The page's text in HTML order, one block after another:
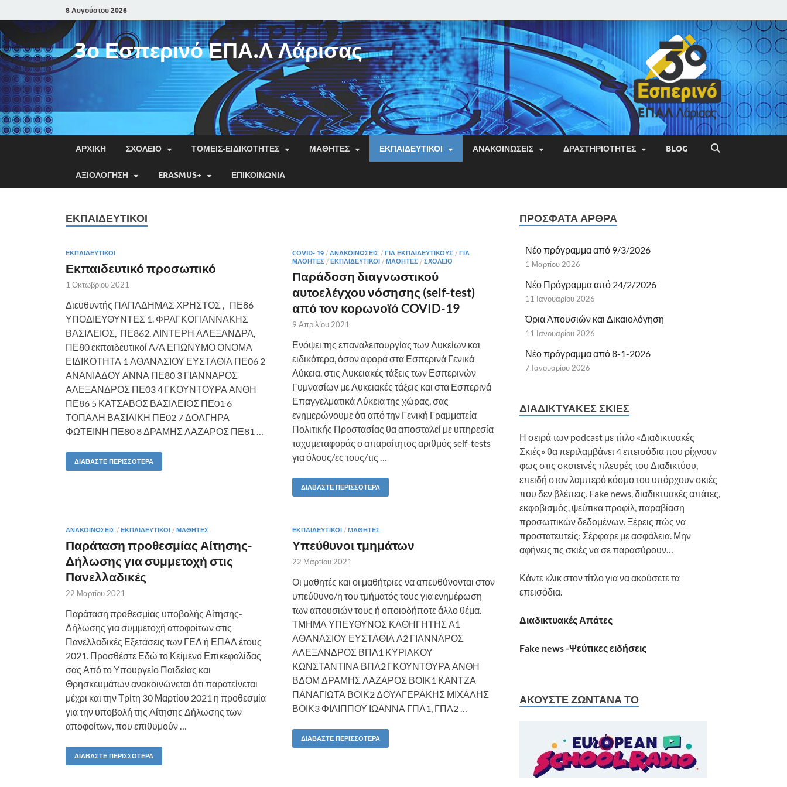
8 Αυγούστου 2026
3ο Εσπερινό ΕΠΑ.Λ Λάρισας
ΑΡΧΙΚΉ ΣΧΟΛΕΊΟ ΤΟΜΕΊΣ-ΕΙΔΙΚΌΤΗΤΕΣ ΜΑΘΗΤΈΣ ΕΚΠΑΙΔΕΥΤΙΚΟΊ ΑΝΑΚΟΙΝΏΣΕΙΣ ΔΡΑΣΤΗΡΙΌΤΗΤΕΣ BLOG
ΑΞΙΟΛΌΓΗΣΗ ERASMUS+ ΕΠΙΚΟΙΝΩΝΊΑ
ΕΚΠΑΙΔΕΥΤΙΚΟΊ
ΕΚΠΑΙΔΕΥΤΙΚΟΊ
Εκπαιδευτικό προσωπικό
1 Οκτωβρίου 2021
Διευθυντής ΠΑΠΑΔΗΜΑΣ ΧΡΗΣΤΟΣ , ΠΕ86
ΥΠΟΔΙΕΥΘΥΝΤΕΣ 1. ΦΡΑΓΚΟΓΙΑΝΝΑΚΗΣ
ΒΑΣΙΛΕΙΟΣ, ΠΕ862. ΛΙΝΤΕΡΗ ΑΛΕΞΑΝΔΡΑ,
ΠΕ80 εκπαιδευτικοί Α/Α ΕΠΩΝΥΜΟ ΟΝΟΜΑ
ΕΙΔΙΚΟΤΗΤΑ 1 ΑΘΑΝΑΣΙΟΥ ΕΥΣΤΑΘΙΑ ΠΕ06 2
ΑΝΑΝΙΑΔΟΥ ΑΝΝΑ ΠΕ80 3 ΓΙΑΝΝΑΡΟΣ
ΑΛΕΞΑΝΔΡΟΣ ΠΕ03 4 ΓΚΟΥΝΤΟΥΡΑ ΑΝΘΗ
ΠΕ86 5 ΚΑΤΣΑΒΟΣ ΒΑΣΙΛΕΙΟΣ ΠΕ01 6
ΤΟΠΑΛΗ ΒΑΣΙΛΙΚΗ ΠΕ02 7 ΔΟΛΓΗΡΑ
ΦΩΤΕΙΝΗ ΠΕ80 8 ΔΡΑΜΗΣ ΛΑΖΑΡΟΣ ΠΕ81 …
ΔΙΑΒΆΣΤΕ ΠΕΡΙΣΣΌΤΕΡΑ
COVID- 19 / ΑΝΑΚΟΙΝΏΣΕΙΣ / ΓΙΑ ΕΚΠΑΙΔΕΥΤΙΚΟΎΣ / ΓΙΑ
ΜΑΘΗΤΈΣ / ΕΚΠΑΙΔΕΥΤΙΚΟΊ / ΜΑΘΗΤΈΣ / ΣΧΟΛΕΊΟ
Παράδοση διαγνωστικού
αυτοελέγχου νόσησης (self-test)
από τον κορωνοϊό COVID-19
9 Απριλίου 2021
Ενόψει της επαναλειτουργίας των Λυκείων και
ειδικότερα, όσον αφορά στα Εσπερινά Γενικά
Λύκεια, στις Λυκειακές τάξεις των Εσπερινών
Γυμνασίων με Λυκειακές τάξεις και στα Εσπερινά
Επαγγελματικά Λύκεια της χώρας, σας
ενημερώνουμε ότι από την Γενική Γραμματεία
Πολιτικής Προστασίας θα αποσταλεί με υπηρεσία
ταχυμεταφοράς ο απαραίτητος αριθμός self-tests
για όλους/ες τους/τις …
ΔΙΑΒΆΣΤΕ ΠΕΡΙΣΣΌΤΕΡΑ
ΑΝΑΚΟΙΝΏΣΕΙΣ / ΕΚΠΑΙΔΕΥΤΙΚΟΊ / ΜΑΘΗΤΈΣ
Παράταση προθεσμίας Αίτησης-
Δήλωσης για συμμετοχή στις
Πανελλαδικές
22 Μαρτίου 2021
Παράταση προθεσμίας υποβολής Αίτησης-
Δήλωσης για συμμετοχή αποφοίτων στις
Πανελλαδικές Εξετάσεις των ΓΕΛ ή ΕΠΑΛ έτους
2021. Προσθέστε Εδώ το Κείμενο Επικεφαλίδας
σας Από το Υπουργείο Παιδείας και
Θρησκευμάτων ανακοινώνεται ότι παρατείνεται
μέχρι και την Τρίτη 30 Μαρτίου 2021 η προθεσμία
για την υποβολή της Αίτησης Δήλωσης των
αποφοίτων, που επιθυμούν …
ΔΙΑΒΆΣΤΕ ΠΕΡΙΣΣΌΤΕΡΑ
ΕΚΠΑΙΔΕΥΤΙΚΟΊ / ΜΑΘΗΤΈΣ
Υπεύθυνοι τμημάτων
22 Μαρτίου 2021
Οι μαθητές και οι μαθήτριες να απευθύνονται στον
υπεύθυνο/η του τμήματός τους για ενημέρωση
των απουσιών τους ή οποιοδήποτε άλλο θέμα.
ΤΜΗΜΑ ΥΠΕΥΘΥΝΟΣ ΚΑΘΗΓΗΤΗΣ Α1
ΑΘΑΝΑΣΙΟΥ ΕΥΣΤΑΘΙΑ Α2 ΓΙΑΝΝΑΡΟΣ
ΑΛΕΞΑΝΔΡΟΣ ΒΠΛ1 ΚΥΡΙΑΚΟΥ
ΚΩΝΣΤΑΝΤΙΝΑ ΒΠΛ2 ΓΚΟΥΝΤΟΥΡΑ ΑΝΘΗ
ΒΔΟΜ ΔΡΑΜΗΣ ΛΑΖΑΡΟΣ ΒΟΙΚ1 ΚΑΝΤΖΑ
ΠΑΝΑΓΙΩΤΑ ΒΟΙΚ2 ΔΟΥΛΓΕΡΑΚΗΣ ΜΙΧΑΛΗΣ
ΒΟΙΚ3 ΦΙΛΙΠΠΟΥ ΙΩΑΝΝΑ ΓΠΛ1, ΓΠΛ2 …
ΔΙΑΒΆΣΤΕ ΠΕΡΙΣΣΌΤΕΡΑ
ΠΡΌΣΦΑΤΑ ΆΡΘΡΑ
Νέο πρόγραμμα από 9/3/2026
1 Μαρτίου 2026
Νέο Πρόγραμμα από 24/2/2026
11 Ιανουαρίου 2026
Όρια Απουσιών και Δικαιολόγηση
11 Ιανουαρίου 2026
Νέο πρόγραμμα από 8-1-2026
7 Ιανουαρίου 2026
ΔΙΑΔΙΚΤΥΑΚΈΣ ΣΚΙΈΣ
Η σειρά των podcast με τίτλο «Διαδικτυακές
Σκιές» θα περιλαμβάνει 4 επεισόδια που ρίχνουν
φως στις σκοτεινές πλευρές του Διαδικτύου,
επειδή στον λαμπερό κόσμο του υπάρχουν σκιές
που δεν βλέπεις. Fake news, διαδικτυακές απάτες,
εκφοβισμός, ψεύτικα προφίλ, παραβίαση
προσωπικών δεδομένων. Ξέρεις πώς να
προστατευτείς; Σέρφαρε με ασφάλεια. Μην
αφήνεις τις σκιές να σε παρασύρουν…
Κάντε κλικ στον τίτλο για να ακούσετε τα
επεισόδια.
Διαδικτυακές Απάτες
Fake news -Ψεύτικες ειδήσεις
ΑΚΟΎΣΤΕ ΖΩΝΤΑΝΆ ΤΟ